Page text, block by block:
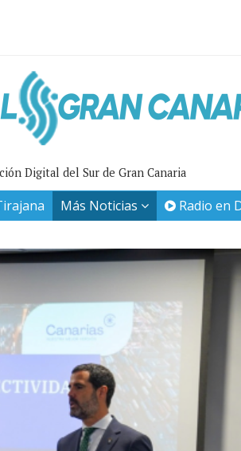
Digital del Sur de Gran Canaria
Más Noticias Radio en